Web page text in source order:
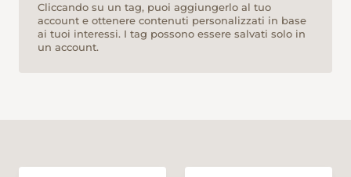
Cliccando su un tag, puoi aggiungerlo al tuo
account e ottenere contenuti personalizzati in base
ai tuoi interessi. I tag possono essere salvati solo in
un account.